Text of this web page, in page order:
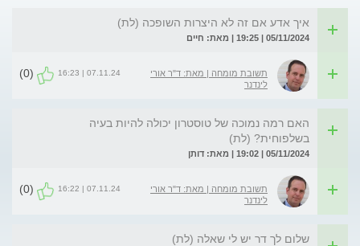
איך אדע אם זה לא היצרות השופכה (לת)
05/11/2024 | 19:25 | מאת: חיים
תשובת מומחה | מאת: ד"ר אורי
לינדנר
07.11.24 | 16:23
(0)
האם רמה נמוכה של טוסטרון יכולה להיות בעיה
בשלפוחית? (לת)
05/11/2024 | 19:02 | מאת: דותן
תשובת מומחה | מאת: ד"ר אורי
לינדנר
07.11.24 | 16:22
(0)
שלום לך דר יש לי שאלה (לת)